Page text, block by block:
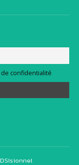
confidentialité